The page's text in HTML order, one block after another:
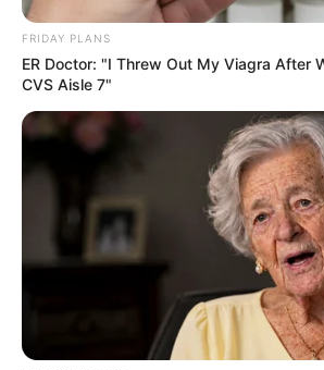
14) Por fim, coloque o prendedor
FRIDAY PLANS
ER Doctor: "I Threw Out My Viagra After
CVS Aisle 7"